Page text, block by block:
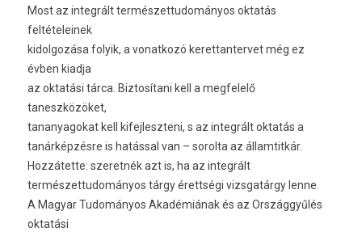
Most az integrált természettudományos oktatás
feltételeinek
kidolgozása folyik, a vonatkozó kerettantervet még ez
évben kiadja
az oktatási tárca. Biztosítani kell a megfelelő
taneszközöket,
tananyagokat kell kifejleszteni, s az integrált oktatás a
tanárképzésre is hatással van – sorolta az államtitkár.
Hozzátette: szeretnék azt is, ha az integrált
természettudományos tárgy érettségi vizsgatárgy lenne.
A Magyar Tudományos Akadémiának és az Országgyűlés
oktatási